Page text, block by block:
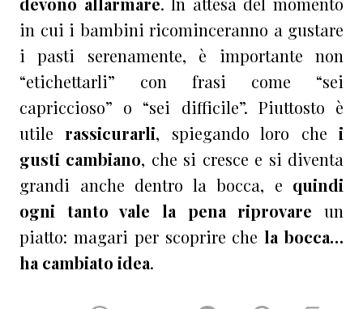
in cui i bambini ricominceranno a gustare
i pasti serenamente, è importante non
“etichettarli” con frasi come “sei
capriccioso” o “sei difficile”. Piuttosto è
utilerassicurarli, spiegando loro chei
gusti cambiano, che si cresce e si diventa
grandi anche dentro la bocca, e quindi
ogni tanto vale la pena riprovare un
piatto: magari per scoprire che la bocca…
ha cambiato idea.